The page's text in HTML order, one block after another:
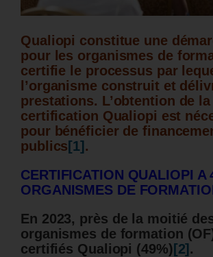
Qualiopi constitue une
pour les organismes de
certifie le processus par
l’organisme construit et
prestations. L’obtention de la
certification Qualiopi est
pour bénéficier de
publics [1] .
CERTIFICATION QUALIOPI A
ORGANISMES DE
En 2023, près de la moitié
organismes de formation
certifiés Qualiopi (49%) [2] .